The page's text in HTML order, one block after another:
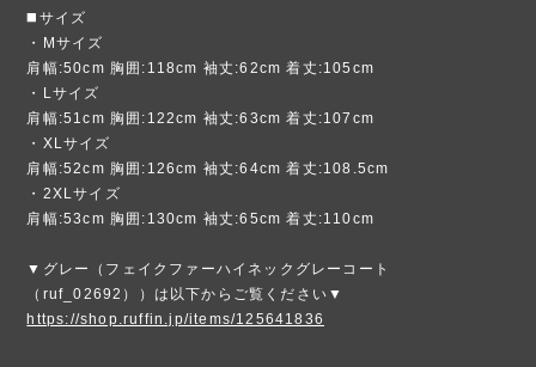
◼️サイズ
・Mサイズ
肩幅:50cm 胸囲:118cm 袖丈:62cm 着丈:105cm
・Lサイズ
肩幅:51cm 胸囲:122cm 袖丈:63cm 着丈:107cm
・XLサイズ
肩幅:52cm 胸囲:126cm 袖丈:64cm 着丈:108.5cm
・2XLサイズ
肩幅:53cm 胸囲:130cm 袖丈:65cm 着丈:110cm
▼グレー（フェイクファーハイネックグレーコート
（ruf_02692））は以下からご覧ください▼
https://shop.ruffin.jp/items/125641836